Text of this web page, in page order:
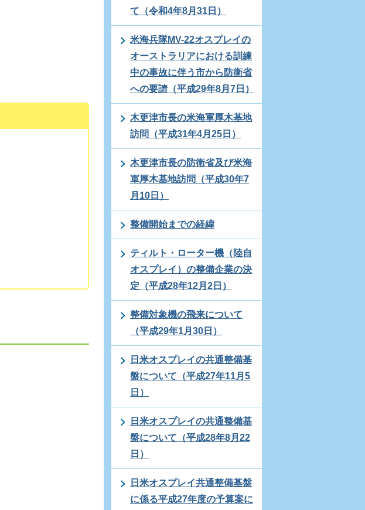
て（令和4年8月31日）
米海兵隊MV-22オスプレイの
オーストラリアにおける訓練
中の事故に伴う市から防衛省
への要請（平成29年8月7日）
木更津市長の米海軍厚木基地
訪問（平成31年4月25日）
木更津市長の防衛省及び米海
軍厚木基地訪問（平成30年7
月10日）
整備開始までの経緯
ティルト・ローター機（陸自
オスプレイ）の整備企業の決
定（平成28年12月2日）
整備対象機の飛来について
（平成29年1月30日）
日米オスプレイの共通整備基
盤について（平成27年11月5
日）
日米オスプレイの共通整備基
盤について（平成28年8月22
日）
日米オスプレイ共通整備基盤
に係る平成27年度の予算案に